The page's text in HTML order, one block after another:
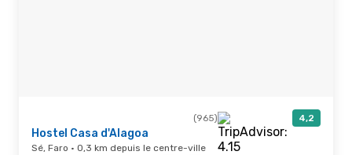
(965) 4,2
Hostel Casa d'Alagoa
Sé, Faro · 0,3 km depuis le centre-ville